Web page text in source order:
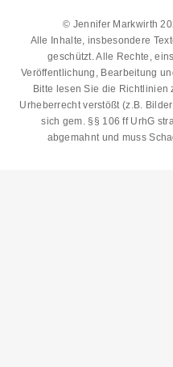
© Jennifer Markwirth
Alle Inhalte, insbesondere
geschützt. Alle Rechte,
Veröffentlichung, Bearbeitung
Bitte lesen Sie die Richtlinien
Urheberrecht verstößt (z.B.
sich gem. §§ 106 ff UrhG
abgemahnt und muss